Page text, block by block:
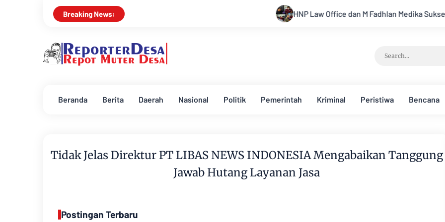
Breaking News: HNP Law Office dan M Fadhlan Medika Sukses Gelar
Beranda Berita Daerah Nasional Politik Pemerintah Kriminal Peristiwa Bencana
Tidak Jelas Direktur PT LIBAS NEWS INDONESIA Mengabaikan Tanggung
Jawab Hutang Layanan Jasa
Postingan Terbaru